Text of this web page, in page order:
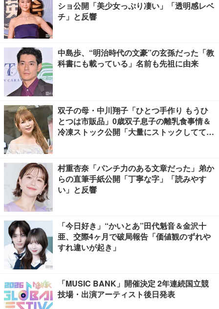
ショ公開「美少女っぷり凄い」「透明感レベ
チ」と反響
中島歩、“明治時代の文豪”の玄孫だった「教
科書にも載っている」名前も先祖に由来
双子の母・中川翔子「ひとつ手作り もうひ
とつは市販品」0歳双子息子の離乳食事情＆
冷凍ストック公開「大量にストックしてて尊
村重杏奈「パンチ力のある文章だった」弟か
らの直筆手紙公開「丁寧な字」「読みやす
い」と反響
「今日好き」“かいとあ”田代魁音＆金沢十
亜、交際4ヶ月で破局報告「価値観のずれや
すれ違いが起き」
「MUSIC BANK」開催決定 2年連続国立競
技場・出演アーティスト後日発表